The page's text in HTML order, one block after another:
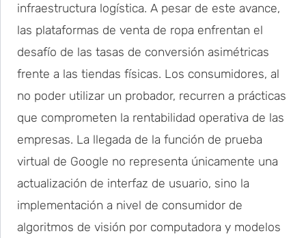
infraestructura logística. A pesar de este avance,
las plataformas de venta de ropa enfrentan el
desafío de las tasas de conversión asimétricas
frente a las tiendas físicas. Los consumidores, al
no poder utilizar un probador, recurren a prácticas
que comprometen la rentabilidad operativa de las
empresas. La llegada de la función de prueba
virtual de Google no representa únicamente una
actualización de interfaz de usuario, sino la
implementación a nivel de consumidor de
algoritmos de visión por computadora y modelos